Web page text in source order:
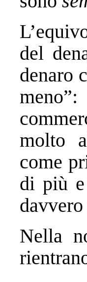
del
denaro
molto
come
di più
Nella